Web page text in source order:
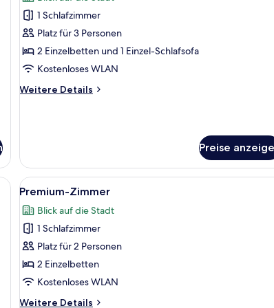
Premium-
Zimmer,
Mehrere
Betten
1 Schlafzimmer
Platz für 3 Personen
2 Einzelbetten und 1 Einzel-Schlafsofa
Kostenloses WLAN
Weitere Details
Weitere
Betten
Preise
einem Sessel, einem kleinen Tisch, einem Nachttisch und zwei
Alle
Fotos
für
Premium-
Zimmer
anzeigen
Ein ordentlich bezogenes
9
Premium-Zimmer
Blick auf die Stadt
1 Schlafzimmer
Platz für 2 Personen
2 Einzelbetten
Kostenloses WLAN
Weitere Details
Weitere